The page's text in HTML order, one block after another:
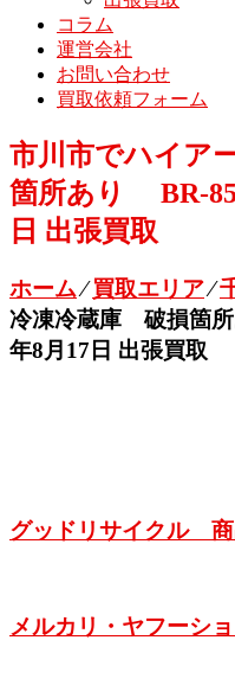
コラム
運営会社
お問い合わせ
買取依頼フォーム
市川市でハイア
箇所あり BR-
日 出張買取
ホーム⁄買取エリア⁄
冷凍冷蔵庫 破損箇
年8月17日 出張買取
グッドリサイクル
メルカリ・ヤフーシ